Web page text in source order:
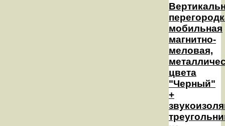
мобильная
магнитно-
меловая,
цвета
"Черный"
+